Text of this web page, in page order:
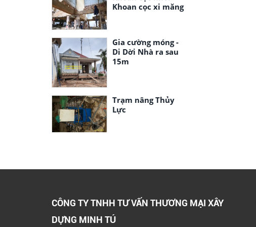
Khoan cọc xi măng
Gia cường móng -
Di Dời Nhà ra sau
15m
Trạm nâng Thủy
Lực
CÔNG TY TNHH TƯ VẤN THƯƠNG MẠI XÂY
DỰNG MINH TÚ